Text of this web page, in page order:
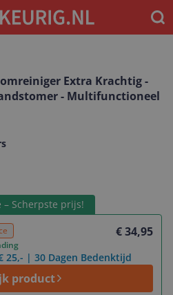
Extra Krachtig -
- Multifunctioneel
Scherpste prijs!
€ 34,95
25,- | 30 Dagen Bedenktijd
product